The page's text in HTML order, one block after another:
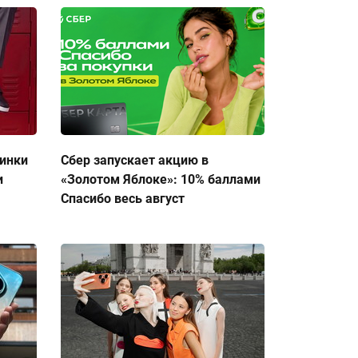
Сбер запускает акцию в
«Золотом Яблоке»: 10% баллами
Спасибо весь август